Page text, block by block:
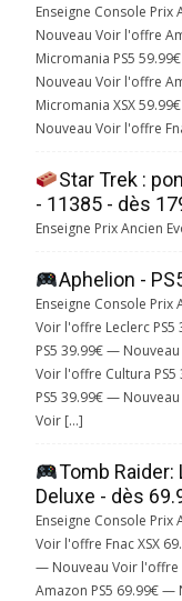
Enseigne Console Prix
Nouveau Voir l'offre
Micromania PS5
Nouveau Voir l'offre
Micromania XSX
Nouveau Voir l'offre
Star Trek :
- 11385 - dès
Enseigne Prix Ancien
Aphelion -
Enseigne Console Prix
Voir l'offre Leclerc
PS5 39.99€ —
Voir l'offre Cultura
PS5 39.99€ —
Voir […]
Tomb Raider:
Deluxe - dès
Enseigne Console Prix
Voir l'offre Fnac XSX
— Nouveau Voir l'offre
Amazon PS5 69.99€